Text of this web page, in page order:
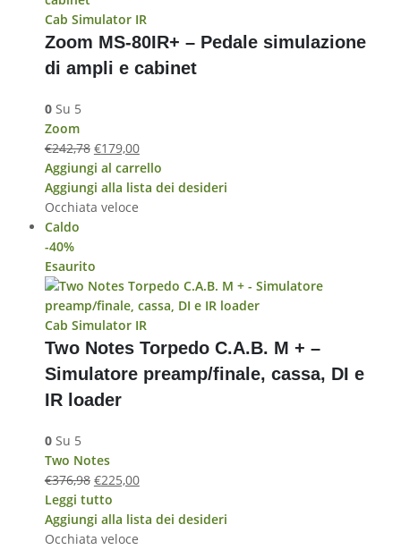
Cab Simulator IR
Zoom MS-80IR+ – Pedale simulazione
di ampli e cabinet
0Su 5
Zoom
€242,78 €179,00
Aggiungi al carrello
Aggiungi alla lista dei desideri
Occhiata veloce
Caldo
-40%
Esaurito
Cab Simulator IR
Two Notes Torpedo C.A.B. M + –
Simulatore preamp/finale, cassa, DI e
IR loader
0Su 5
Two Notes
€376,98 €225,00
Leggi tutto
Aggiungi alla lista dei desideri
Occhiata veloce